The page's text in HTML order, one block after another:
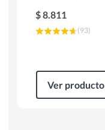
$8.811
(93)
Ver producto